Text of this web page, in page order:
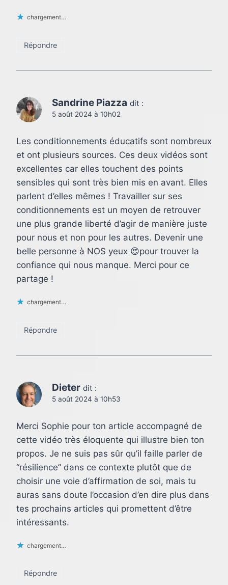
chargement…
Répondre
Sandrine Piazza dit :
5 août 2024 à 10h02
Les conditionnements éducatifs sont nombreux
et ont plusieurs sources. Ces deux vidéos sont
excellentes car elles touchent des points
sensibles qui sont très bien mis en avant. Elles
parlent d’elles mêmes ! Travailler sur ses
conditionnements est un moyen de retrouver
une plus grande liberté d’agir de manière juste
pour nous et non pour les autres. Devenir une
belle personne à NOS yeux 😍pour trouver la
confiance qui nous manque. Merci pour ce
partage !
chargement…
Répondre
Dieter dit :
5 août 2024 à 10h53
Merci Sophie pour ton article accompagné de
cette vidéo très éloquente qui illustre bien ton
propos. Je ne suis pas sûr qu’il faille parler de
“résilience” dans ce contexte plutôt que de
choisir une voie d’affirmation de soi, mais tu
auras sans doute l’occasion d’en dire plus dans
tes prochains articles qui promettent d’être
intéressants.
chargement…
Répondre